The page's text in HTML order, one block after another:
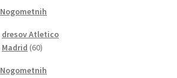
Nogometnih
dresov Atletico
Madrid 6060
Nogometnih